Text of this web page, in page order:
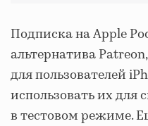
Подписка на Apple
альтернатива
для пользователей
использовать их для
в тестовом режиме.